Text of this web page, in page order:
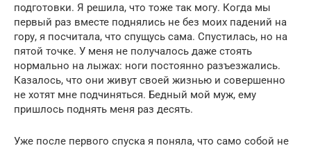
подготовки. Я решила, что тоже так могу. Когда мы
первый раз вместе поднялись не без моих падений на
гору, я посчитала, что спущусь сама. Спустилась, но на
пятой точке. У меня не получалось даже стоять
нормально на лыжах: ноги постоянно разъезжались.
Казалось, что они живут своей жизнью и совершенно
не хотят мне подчиняться. Бедный мой муж, ему
пришлось поднять меня раз десять.
Уже после первого спуска я поняла, что само собой не